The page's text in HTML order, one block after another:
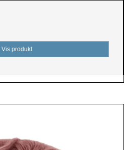
Vis produkt